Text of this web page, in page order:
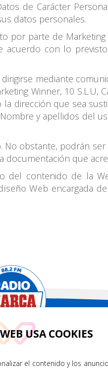
USA COOKIES
el contenido y los
de Carácter
datos personales.
parte de Marketing
con lo
mediante
Winner, 10 S.L.U,
la dirección que sea
y apellidos del
obstante, podrán
que
del contenido de la
Web encargada